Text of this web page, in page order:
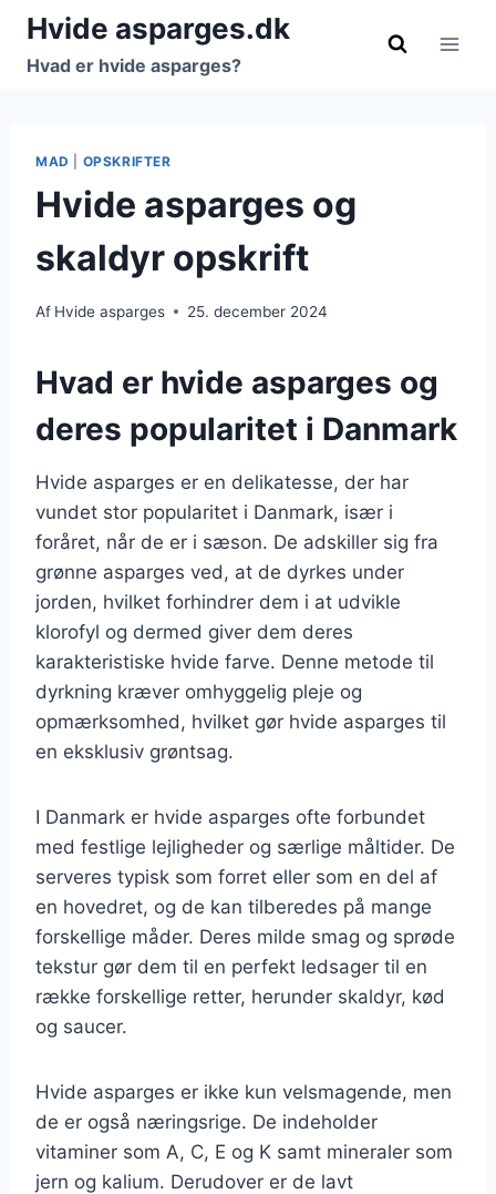
Fortsæt
indhold
Hvide asparges.dk
Hvad er hvide asparges?
MAD OPSKRIFTER
Hvide asparges og
skaldyr opskrift
Af Hvide asparges 25. december 2024
Hvad er hvide asparges og
deres popularitet i Danmark
Hvide asparges er en delikatesse, der har
vundet stor popularitet i Danmark, især i
foråret, når de er i sæson. De adskiller sig fra
grønne asparges ved, at de dyrkes under
jorden, hvilket forhindrer dem i at udvikle
klorofyl og dermed giver dem deres
karakteristiske hvide farve. Denne metode til
dyrkning kræver omhyggelig pleje og
opmærksomhed, hvilket gør hvide asparges til
en eksklusiv grøntsag.
I Danmark er hvide asparges ofte forbundet
med festlige lejligheder og særlige måltider. De
serveres typisk som forret eller som en del af
en hovedret, og de kan tilberedes på mange
forskellige måder. Deres milde smag og sprøde
tekstur gør dem til en perfekt ledsager til en
række forskellige retter, herunder skaldyr, kød
og saucer.
Hvide asparges er ikke kun velsmagende, men
de er også næringsrige. De indeholder
vitaminer som A, C, E og K samt mineraler som
jern og kalium. Derudover er de lavt